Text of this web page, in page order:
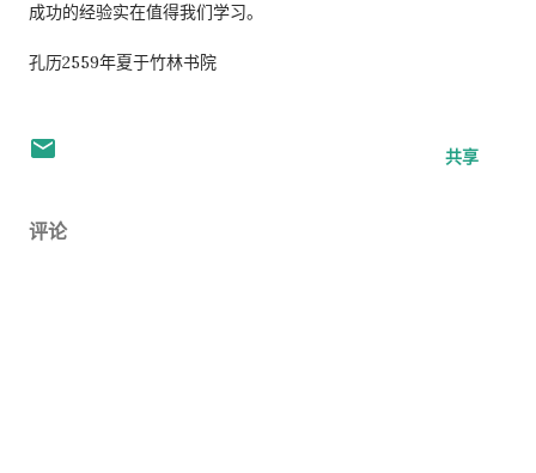
成功的经验实在值得我们学习。
孔历2559年夏于竹林书院
共享
评论